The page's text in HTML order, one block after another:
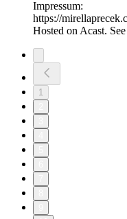
Impressum:
https://
Hosted on Acast.
1